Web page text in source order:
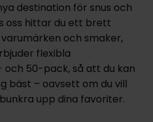
destination för snus och
oss hittar du ett brett
och smaker,
flexibla
och 50-pack, så att du kan
bäst – oavsett om du vill
upp dina favoriter.